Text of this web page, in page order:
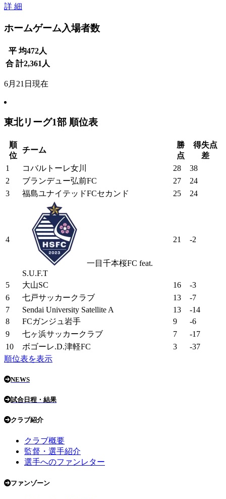
詳 細
ホームゲーム入場者数
平 均472人
合 計2,361 人
6月21日現在
東北リーグ1部 順位表
順
位
チーム
勝
点
得失点
差
1
コバルトーレ女川 28
38
2
ブランデュー弘前FC 27
24
3
福島ユナイテッドFCセカンド 25 24
4
一目千本桜FC feat.
S.U.F.T
21 -2
5 大山SC 16
-3
6
七戸サッカークラブ 13
-7
7
Sendai University Satellite A 13
-14
8
FCガンジュ岩手 9
-6
9
七ヶ浜サッカークラブ 7
-17
10
ボゴーレ.D.津軽FC 3
-37
順位表を表示
NEWS
試合日程・結果
クラブ紹介
クラブ概要
監督・選手紹介
選手へのファンレター
ファンゾーン